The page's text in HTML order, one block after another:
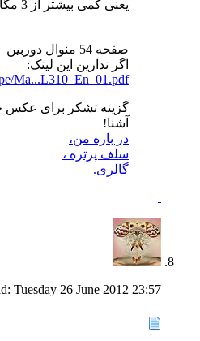
یعنی کمی بیشتر از 3 مگاپیکسل
صفحه 54 منوال دوربین
اگر ندارین این لینک:
Ma...L310_En_01.pdf
گزینه تشکر برای
آشنا!
در باره من،
سلف پرتره ،
گالری.
Tuesday 26 June 2012 23:57